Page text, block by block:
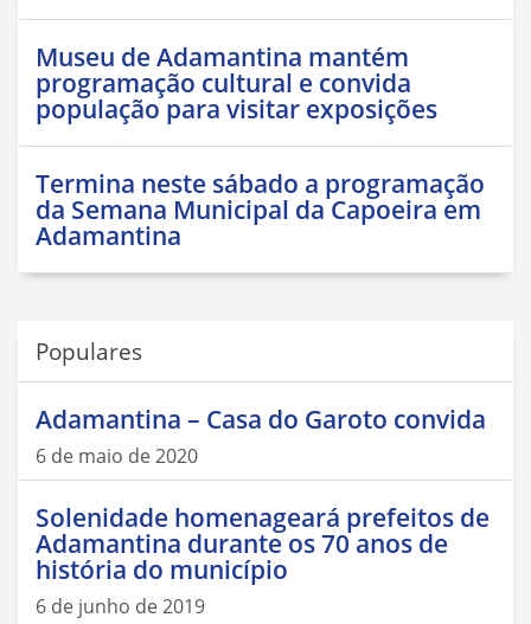
Museu de Adamantina mantém
programação cultural e convida
população para visitar exposições
Termina neste sábado a programação
da Semana Municipal da Capoeira em
Adamantina
Populares
Adamantina – Casa do Garoto convida
6 de maio de 2020
Solenidade homenageará prefeitos de
Adamantina durante os 70 anos de
história do município
6 de junho de 2019